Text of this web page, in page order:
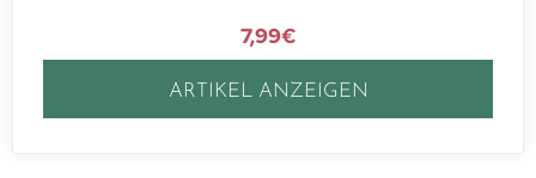
7,99€
ARTIKEL ANZEIGEN